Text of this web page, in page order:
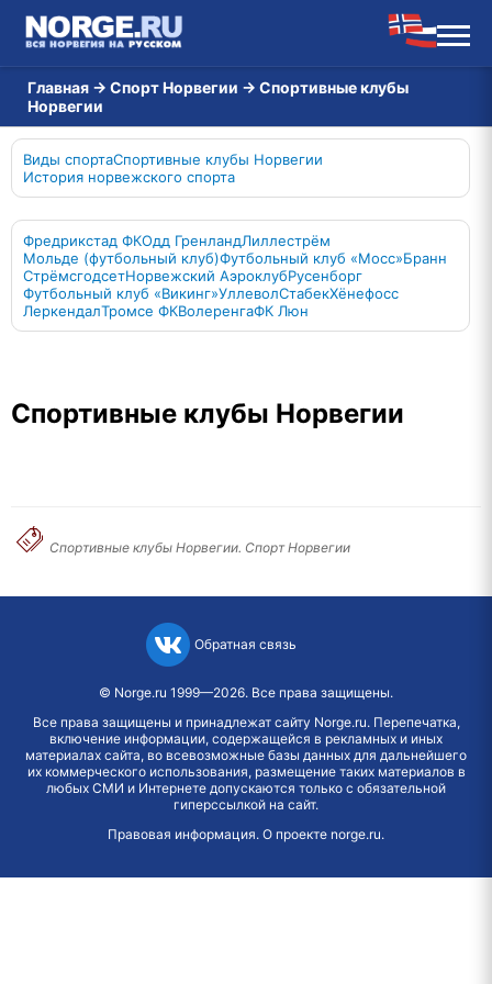
Главная → Спорт Норвегии → Спортивные клубы
Норвегии
Виды спортаСпортивные клубы Норвегии
История норвежского спорта
Фредрикстад ФКОдд ГренландЛиллестрём
Мольде (футбольный клуб)Футбольный клуб «Мосс»Бранн
СтрёмсгодсетНорвежский АэроклубРусенборг
Футбольный клуб «Викинг»УллеволСтабекХёнефосс
ЛеркендалТромсе ФКВолеренгаФК Люн
Спортивные клубы Норвегии
Спортивные клубы Норвегии. Спорт Норвегии
Обратная связь
© Norge.ru 1999—2026. Все права защищены.
Все права защищены и принадлежат сайту Norge.ru. Перепечатка,
включение информации, содержащейся в рекламных и иных
материалах сайта, во всевозможные базы данных для дальнейшего
их коммерческого использования, размещение таких материалов в
любых СМИ и Интернете допускаются только с обязательной
гиперссылкой на сайт.
Правовая информация. О проекте norge.ru.